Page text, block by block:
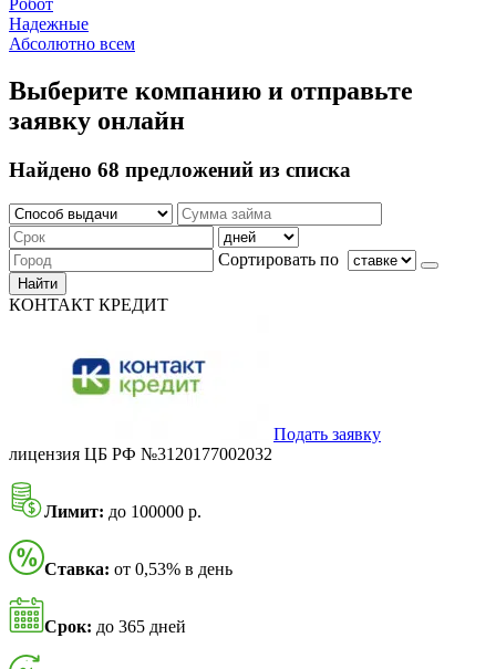
Надежные
Абсолютно всем
Выберите компанию и отправьте
заявку онлайн
Найдено 68 предложений из списка
Сортировать по
Найти
КОНТАКТ КРЕДИТ
Подать заявку
лицензия ЦБ РФ №3120177002032
Лимит: до 100000 р.
Ставка: от 0,53% в день
Срок: до 365 дней